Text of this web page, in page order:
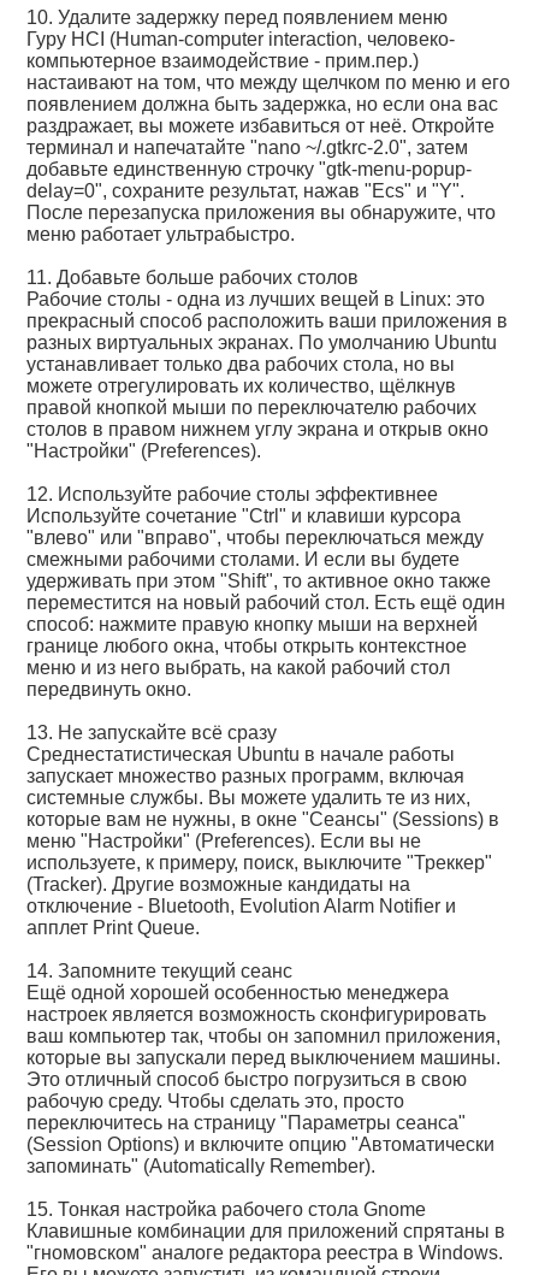
10. Удалите задержку перед появлением меню
Гуру HCI (Human-computer interaction, человеко-
компьютерное взаимодействие - прим.пер.)
настаивают на том, что между щелчком по меню и его
появлением должна быть задержка, но если она вас
раздражает, вы можете избавиться от неё. Откройте
терминал и напечатайте "nano ~/.gtkrc-2.0", затем
добавьте единственную строчку "gtk-menu-popup-
delay=0", сохраните результат, нажав "Ecs" и "Y".
После перезапуска приложения вы обнаружите, что
меню работает ультрабыстро.
11. Добавьте больше рабочих столов
Рабочие столы - одна из лучших вещей в Linux: это
прекрасный способ расположить ваши приложения в
разных виртуальных экранах. По умолчанию Ubuntu
устанавливает только два рабочих стола, но вы
можете отрегулировать их количество, щёлкнув
правой кнопкой мыши по переключателю рабочих
столов в правом нижнем углу экрана и открыв окно
"Настройки" (Preferences).
12. Используйте рабочие столы эффективнее
Используйте сочетание "Ctrl" и клавиши курсора
"влево" или "вправо", чтобы переключаться между
смежными рабочими столами. И если вы будете
удерживать при этом "Shift", то активное окно также
переместится на новый рабочий стол. Есть ещё один
способ: нажмите правую кнопку мыши на верхней
границе любого окна, чтобы открыть контекстное
меню и из него выбрать, на какой рабочий стол
передвинуть окно.
13. Не запускайте всё сразу
Среднестатистическая Ubuntu в начале работы
запускает множество разных программ, включая
системные службы. Вы можете удалить те из них,
которые вам не нужны, в окне "Сеансы" (Sessions) в
меню "Настройки" (Preferences). Если вы не
используете, к примеру, поиск, выключите "Треккер"
(Tracker). Другие возможные кандидаты на
отключение - Bluetooth, Evolution Alarm Notifier и
апплет Print Queue.
14. Запомните текущий сеанс
Ещё одной хорошей особенностью менеджера
настроек является возможность сконфигурировать
ваш компьютер так, чтобы он запомнил приложения,
которые вы запускали перед выключением машины.
Это отличный способ быстро погрузиться в свою
рабочую среду. Чтобы сделать это, просто
переключитесь на страницу "Параметры сеанса"
(Session Options) и включите опцию "Автоматически
запоминать" (Automatically Remember).
15. Тонкая настройка рабочего стола Gnome
Клавишные комбинации для приложений спрятаны в
"гномовском" аналоге редактора реестра в Windows.